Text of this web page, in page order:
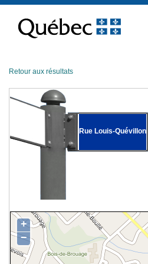
contenu
Retour aux résultats
Rue Louis-Quévillon
+
−